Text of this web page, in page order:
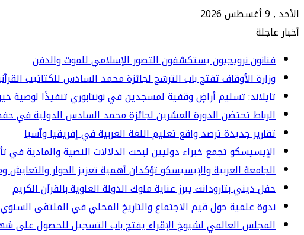
الأحد , 9 أغسطس 2026
أخبار عاجلة
فنانون نرويجيون يستكشفون التصور الإسلامي للموت والدفن
وزارة الأوقاف تفتح باب الترشح لجائزة محمد السادس للكتاتيب القرآنية
تايلاند: تسليم أراضٍ وقفية لمسجدين في نونتابوري تنفيذًا لوصية
الرباط تحتضن الدورة العشرين لجائزة محمد السادس الدولية في
تقارير جديدة ترصد واقع تعليم اللغة العربية في إفريقيا وآسيا
الإيسيسكو تجمع خبراء دوليين لبحث الدلالات النصية والمادية في
الجامعة العربية والإيسيسكو تؤكدان أهمية تعزيز الحوار والتعايش
حفل ديني بتارودانت يبرز عناية ملوك الدولة العلوية بالقرآن الكريم
ندوة علمية حول قيم الاجتماع والتاريخ المحلي في الملتقى
المجلس العالمي لشيوخ الإقراء يفتح باب التسجيل للحصول على